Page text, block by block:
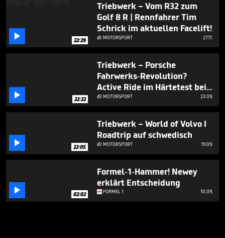
 22:29
Triebwerk – Vom R32 zum
Golf 8 R | Rennfahrer Tim
Schrick im aktuellen Facelift!
MOTORSPORT 27.11.
 22:22
Triebwerk – Porsche
Fahrwerks-Revolution?
Active Ride im Härtetest bei
Walter Röhrl & Tim Schrick I
Nürburgring Nordschleife
MOTORSPORT 23.09.
 22:05
Triebwerk – World of Volvo I
Roadtrip auf schwedisch
MOTORSPORT 19.09.
 02:02
Formel-1-Hammer! Newey
erklärt Entscheidung
FORMEL 1 10.09.